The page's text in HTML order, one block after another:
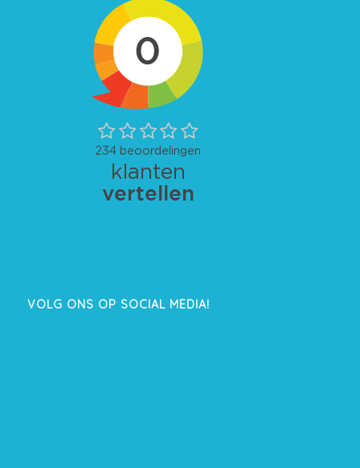
VOLG ONS OP SOCIAL MEDIA!